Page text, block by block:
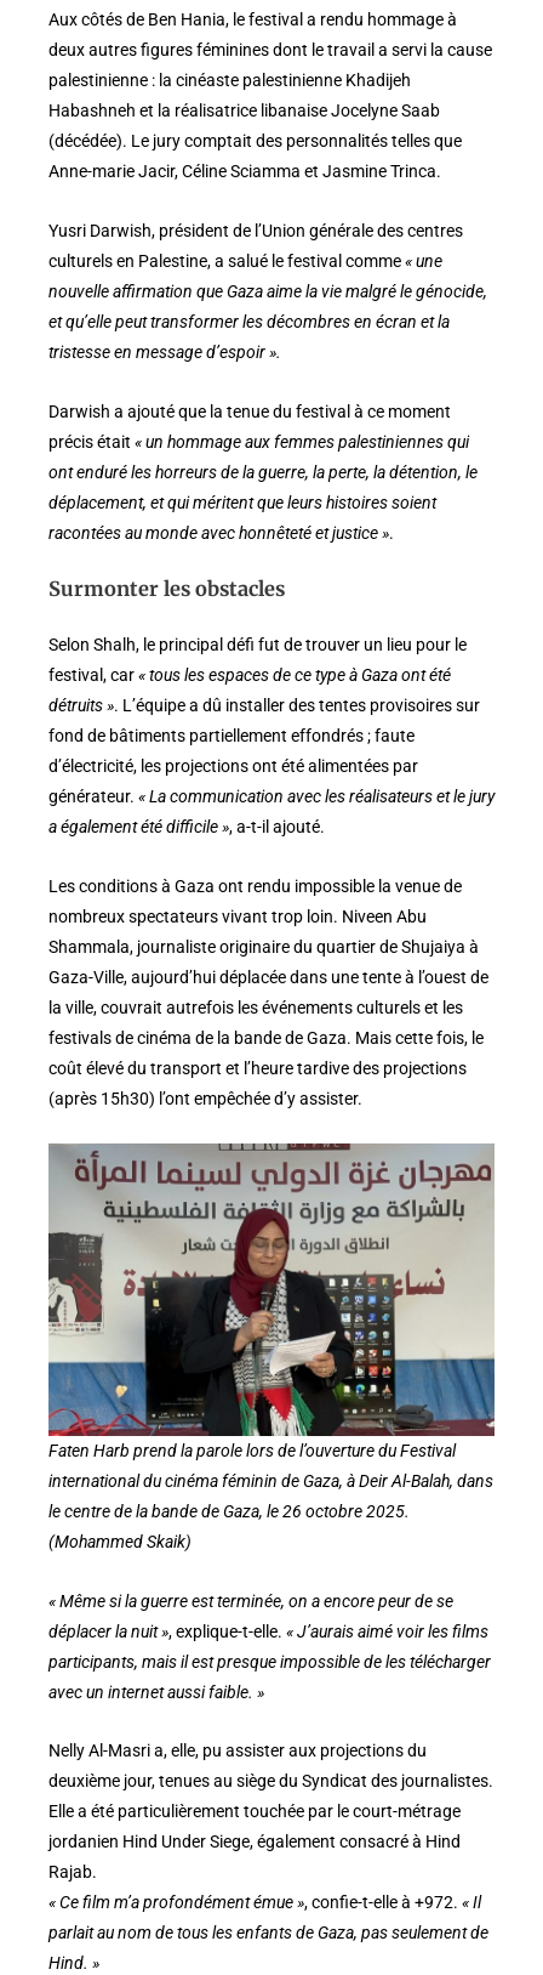
Aux côtés de Ben Hania, le festival a rendu hommage à
deux autres figures féminines dont le travail a servi la cause
palestinienne : la cinéaste palestinienne Khadijeh
Habashneh et la réalisatrice libanaise Jocelyne Saab
(décédée). Le jury comptait des personnalités telles que
Anne-marie Jacir, Céline Sciamma et Jasmine Trinca.
Yusri Darwish, président de l’Union générale des centres
culturels en Palestine, a salué le festival comme« une
nouvelle affirmation que Gaza aime la vie malgré le génocide,
et qu’elle peut transformer les décombres en écran et la
tristesse en message d’espoir ».
Darwish a ajouté que la tenue du festival à ce moment
précis était « un hommage aux femmes palestiniennes qui
ont enduré les horreurs de la guerre, la perte, la détention, le
déplacement, et qui méritent que leurs histoires soient
racontées au monde avec honnêteté et justice ».
Surmonter les obstacles
Selon Shalh, le principal défi fut de trouver un lieu pour le
festival, car« tous les espaces de ce type à Gaza ont été
détruits ». L’équipe a dû installer des tentes provisoires sur
fond de bâtiments partiellement effondrés ; faute
d’électricité, les projections ont été alimentées par
générateur. « La communication avec les réalisateurs et le jury
a également été difficile », a-t-il ajouté.
Les conditions à Gaza ont rendu impossible la venue de
nombreux spectateurs vivant trop loin. Niveen Abu
Shammala, journaliste originaire du quartier de Shujaiya à
Gaza-Ville, aujourd’hui déplacée dans une tente à l’ouest de
la ville, couvrait autrefois les événements culturels et les
festivals de cinéma de la bande de Gaza. Mais cette fois, le
coût élevé du transport et l’heure tardive des projections
(après 15h30) l’ont empêchée d’y assister.
Faten Harb prend la parole lors de l’ouverture du Festival
international du cinéma féminin de Gaza, à Deir Al-Balah, dans
le centre de la bande de Gaza, le 26 octobre 2025.
(Mohammed Skaik)
« Même si la guerre est terminée, on a encore peur de se
déplacer la nuit », explique-t-elle. « J’aurais aimé voir les films
participants, mais il est presque impossible de les télécharger
avec un internet aussi faible. »
Nelly Al-Masri a, elle, pu assister aux projections du
deuxième jour, tenues au siège du Syndicat des journalistes.
Elle a été particulièrement touchée par le court-métrage
jordanien Hind Under Siege, également consacré à Hind
Rajab.
« Ce film m’a profondément émue », confie-t-elle à +972. « Il
parlait au nom de tous les enfants de Gaza, pas seulement de
Hind. »